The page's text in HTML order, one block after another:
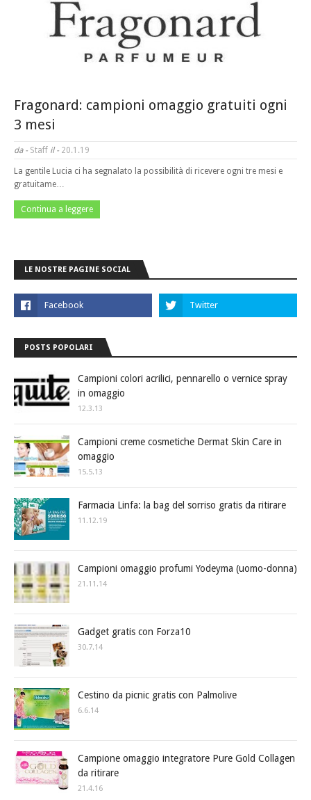
Fragonard: campioni omaggio gratuiti ogni
3 mesi
da - Staff il - 20.1.19
La gentile Lucia ci ha segnalato la possibilità di ricevere ogni tre mesi e
gratuitame…
Continua a leggere
LE NOSTRE PAGINE SOCIAL
POSTS POPOLARI
Campioni colori acrilici, pennarello o vernice spray
in omaggio
12.3.13
Campioni creme cosmetiche Dermat Skin Care in
omaggio
15.5.13
Farmacia Linfa: la bag del sorriso gratis da ritirare
11.12.19
Campioni omaggio profumi Yodeyma (uomo-donna)
21.11.14
Gadget gratis con Forza10
30.7.14
Cestino da picnic gratis con Palmolive
6.6.14
Campione omaggio integratore Pure Gold Collagen
da ritirare
21.4.16